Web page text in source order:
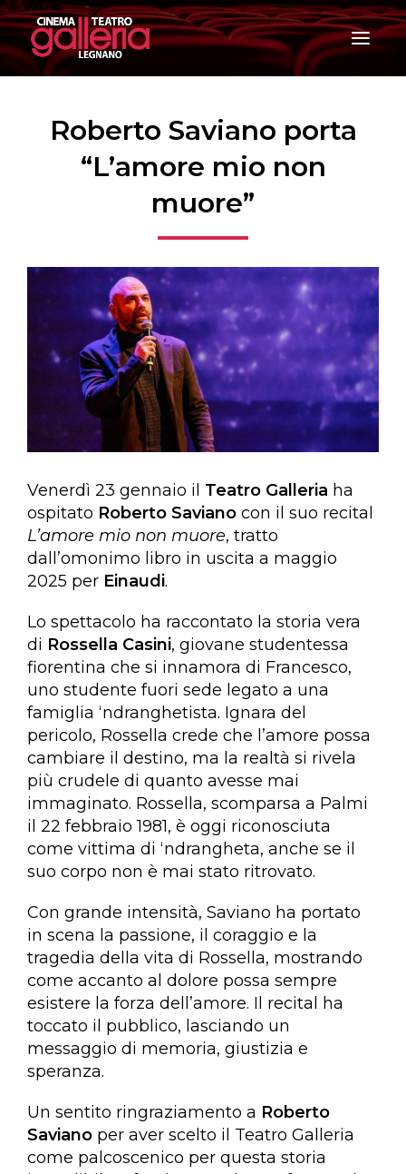
T
o
n
o
Roberto Saviano porta
“L’amore mio non
muore”
Venerdì 23 gennaio il Teatro Galleria ha
ospitato Roberto Saviano con il suo recital
L’amore mio non muore, tratto
dall’omonimo libro in uscita a maggio
2025 per Einaudi.
Lo spettacolo ha raccontato la storia vera
di Rossella Casini, giovane studentessa
fiorentina che si innamora di Francesco,
uno studente fuori sede legato a una
famiglia ‘ndranghetista. Ignara del
pericolo, Rossella crede che l’amore possa
cambiare il destino, ma la realtà si rivela
più crudele di quanto avesse mai
immaginato. Rossella, scomparsa a Palmi
il 22 febbraio 1981, è oggi riconosciuta
come vittima di ‘ndrangheta, anche se il
suo corpo non è mai stato ritrovato.
Con grande intensità, Saviano ha portato
in scena la passione, il coraggio e la
tragedia della vita di Rossella, mostrando
come accanto al dolore possa sempre
esistere la forza dell’amore. Il recital ha
toccato il pubblico, lasciando un
messaggio di memoria, giustizia e
speranza.
Un sentito ringraziamento a Roberto
Saviano per aver scelto il Teatro Galleria
come palcoscenico per questa storia